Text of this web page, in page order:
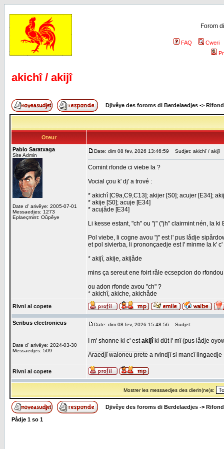
Forom
FAQ
Cweri
akichî / akijî
Djivêye des foroms di Berdelaedjes ->
Oteur
Pablo Saratxaga
Site Admin
Date d' arivêye: 2005-07-01
Messaedjes: 1273
Eplaeçmint: Oûpêye
Date: dim 08 fev, 2026 13:46:59 Sudjet: akichî / akijî
Comint rfonde ci viebe la ?
Vocial çou k' dj' a trové :
* akichî [C9a,C9,C13]; akijer [S0]; acujer [E34];
* akije [S0]; acuje [E34]
* acujâde [E34]
Li kesse estant, "ch" ou "j" ("jh" clairmint nén, la ki
Pol viebe, li cogne avou "j" est l' pus lådje
et pol sivierba, li prononçaedje est l' minme la k' c'
* akijî, akije, akijåde
mins ça sereut ene foirt råle ecsepcion do
ou adon rfonde avou "ch" ?
* akichî, akiche, akichåde
Rivni al copete
Scribus electronicus
Date d' arivêye: 2024-03-30
Messaedjes: 509
Date: dim 08 fev, 2026 15:48:56 Sudjet:
I m' shonne ki c' estakijîki dût l' mî (pus lådje
Araedjî waloneu prete a rvindjî si mancî lingaedje
Rivni al copete
Mostrer les messaedjes des dierin(ne)s:
Djivêye des foroms di Berdelaedjes ->
Pådje 1 so 1